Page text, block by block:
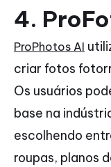
4.
ProPhotos AI
criar fotos
Os usuários
base na
escolhendo
roupas, planos